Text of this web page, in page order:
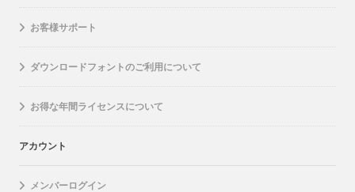
お客様サポート
ダウンロードフォントのご利用について
お得な年間ライセンスについて
アカウント
メンバーログイン